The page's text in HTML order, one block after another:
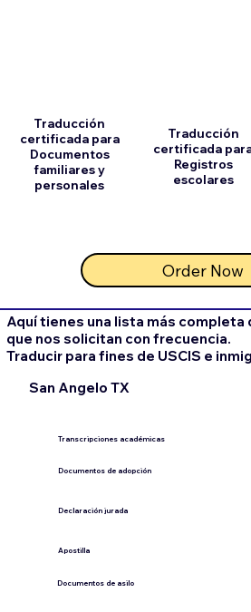
Transcripciones académicas
Documentos de adopción
Declaración jurada
​Apostilla
Documentos de asilo
Traducción
certificada para
Documentos
familiares y
personales
Traducción
certificada
Registros
escolares
Order Now
Aquí tienes una lista más
que nos solicitan con frecuencia.
Traducir para fines de USCIS e
San Angelo TX